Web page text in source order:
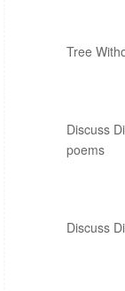
Tree
Discuss
poems
Discuss